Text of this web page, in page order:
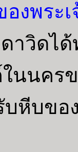
งพระเ
ได้ทร
ในน
หีบขอ